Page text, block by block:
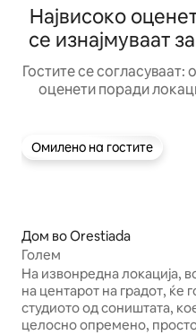
Највисоко
се изнајмуваат
Гостите се
оценети поради
Омилено на гостите
Омилено на гостите
Дом во Orestiada
Голем
На извонредна локација,
на центарот на градот, ќе
студиото од соништата,
целосно опремено,